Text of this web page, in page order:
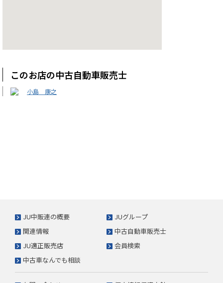
このお店の中古自動車販売士
小島 康之
JU中販連の概要
JUグループ
関連情報
中古自動車販売士
JU適正販売店
会員検索
中古車なんでも相談